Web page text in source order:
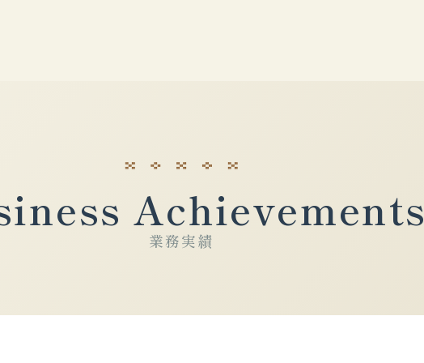
Achievements
業務実績